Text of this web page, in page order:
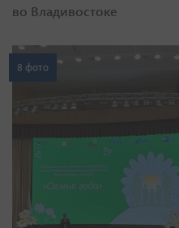
во Владивостоке
8 фото